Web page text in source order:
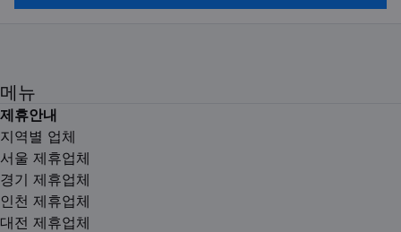
메뉴
제휴안내
지역별 업체
서울 제휴업체
경기 제휴업체
인천 제휴업체
대전 제휴업체